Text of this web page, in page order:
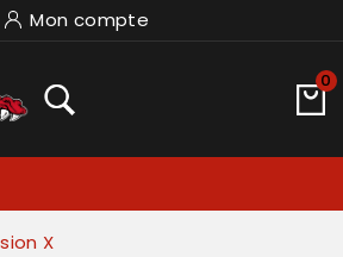
Mon compte
0
X